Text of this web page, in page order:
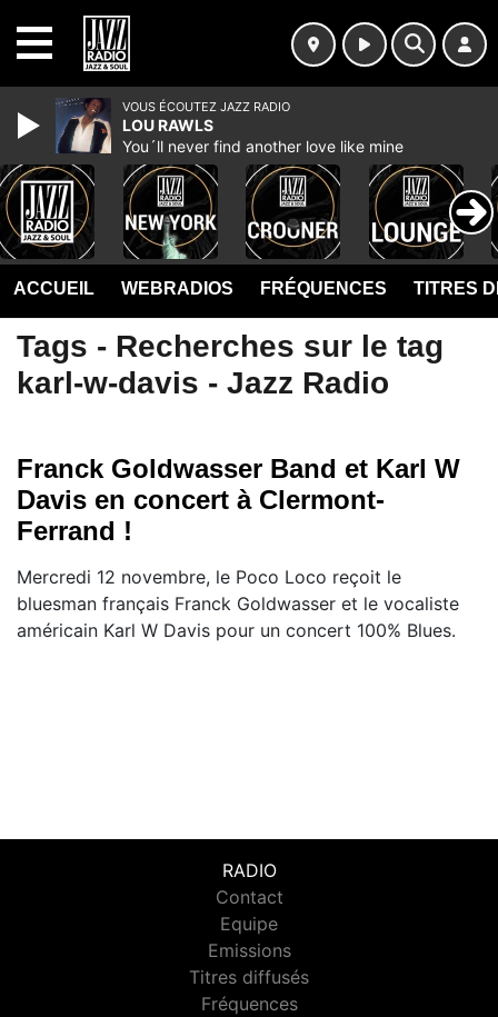
ACCUEIL WEBRADIOS FRÉQUENCES TITRES
Tags - Recherches sur le tag
karl-w-davis - Jazz Radio
Franck Goldwasser Band et Karl W
Davis en concert à Clermont-
Ferrand !
Mercredi 12 novembre, le Poco Loco reçoit le
bluesman français Franck Goldwasser et le vocaliste
américain Karl W Davis pour un concert 100% Blues.
RADIO
Contact
Equipe
Emissions
Titres diffusés
Fréquences
VOUS ÉCOUTEZ JAZZ RADIO
LOU RAWLS
You´ll never find another love like mine